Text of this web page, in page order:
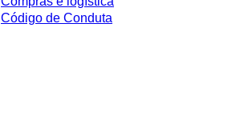
Código de Conduta